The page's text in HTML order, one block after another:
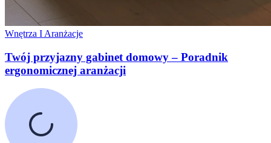
Wnętrza I Aranżacje
Twój przyjazny gabinet domowy – Poradnik
ergonomicznej aranżacji